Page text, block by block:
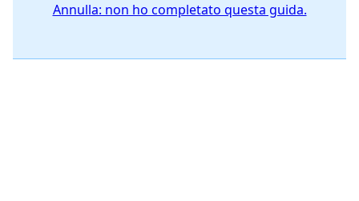
Annulla: non ho completato questa guida.